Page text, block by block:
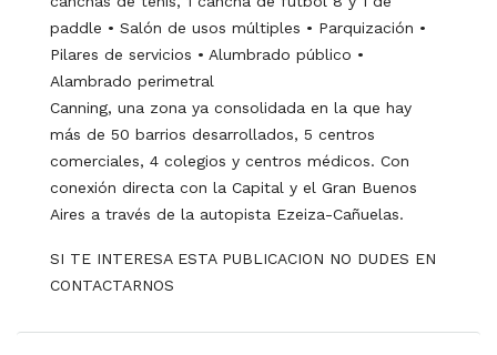
paddle • Salón de usos múltiples • Parquización •
Pilares de servicios • Alumbrado público •
Alambrado perimetral
Canning, una zona ya consolidada en la que hay
más de 50 barrios desarrollados, 5 centros
comerciales, 4 colegios y centros médicos. Con
conexión directa con la Capital y el Gran Buenos
Aires a través de la autopista Ezeiza-Cañuelas.
SI TE INTERESA ESTA PUBLICACION NO DUDES EN
CONTACTARNOS